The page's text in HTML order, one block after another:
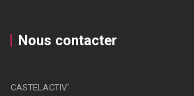
Nous contacter
CASTELACTIV'